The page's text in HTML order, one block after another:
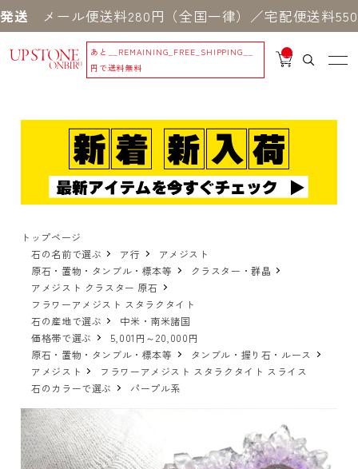
ール便送料280円（全国一律）／宅配便送料550円
あと
__REMAINING_FREE_SHIPPING__
円で送料無料
__
IT
_
トップページ
石の名前で選ぶ
ア行
アメジスト
原石・置物・タンブル・標本等
クラスター・群晶
アメジスト クラスター 原石
フラワーアメジスト スタラクタイト
石の産地で選ぶ
中米・南米諸国
価格帯で選ぶ
5,001円～20,000円
原石・置物・タンブル・標本等
タンブル・握り石・ルース
アメジスト
フラワーアメジスト スタラクタイト スライス
石のカラーで選ぶ
パープル系